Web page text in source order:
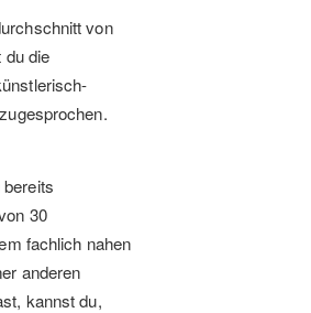
von
du die
30
fachlich nahen
anderen
kannst du,